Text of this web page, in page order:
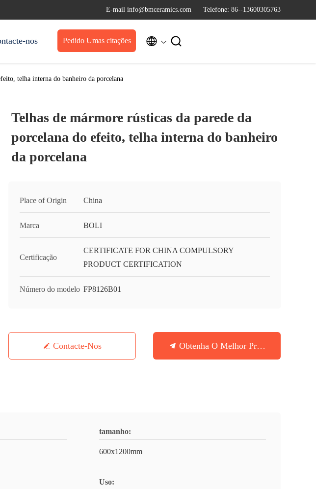
E-mail info@bmceramics.com Telefone: 86--13600305763
nos Pedido Umas citações  
telha interna do banheiro da porcelana
Telhas de mármore rústicas da parede da
porcelana do efeito, telha interna do banheiro
da porcelana
Place of Origin China
Marca BOLI
Certificação
CERTIFICATE FOR CHINA COMPULSORY
PRODUCT CERTIFICATION
Número do modelo FP8126B01
Contacte-Nos Obtenha O Melhor Preço
tamanho:
600x1200mm
Uso: